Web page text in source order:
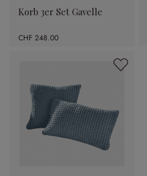
Korb 3er Set Gavelle
CHF 248.00